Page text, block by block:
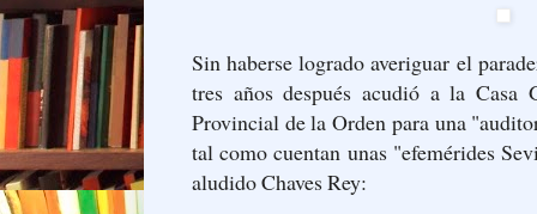
Sin haberse logrado averiguar el
tres años después acudió a la Casa
Provincial de la Orden para una
tal como cuentan unas "efemérides
aludido Chaves Rey: